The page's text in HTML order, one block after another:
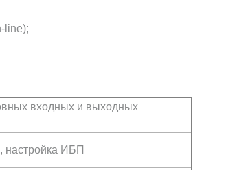
line);
входных и выходных
ИБП